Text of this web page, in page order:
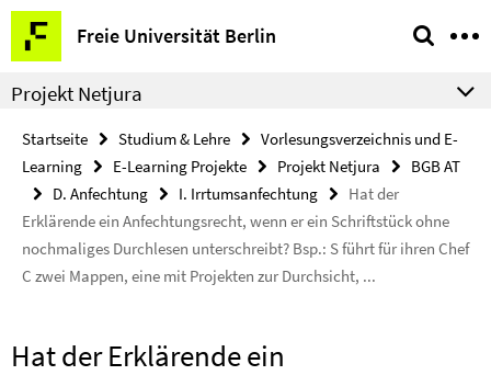
Springe
direkt
zu
Inhalt
Freie Universität Berlin
Service-
Navigation
Projekt Netjura
Startseite Studium & Lehre
Vorlesungsverzeichnis und E-
Learning
E-Learning Projekte Projekt Netjura
BGB AT
D. Anfechtung
I. Irrtumsanfechtung
Hat der
Erklärende ein Anfechtungsrecht, wenn er ein Schriftstück ohne
nochmaliges Durchlesen unterschreibt? Bsp.: S führt für ihren Chef
C zwei Mappen, eine mit Projekten zur Durchsicht, ...
Hat der Erklärende ein